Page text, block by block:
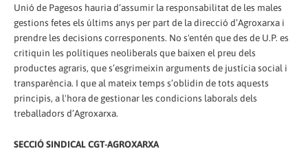
Unió de Pagesos hauria d’assumir la responsabilitat de les males
gestions fetes els últims anys per part de la direcció d’Agroxarxa i
prendre les decisions corresponents. No s'entén que des de U.P. es
critiquin les polítiques neoliberals que baixen el preu dels
productes agraris, que s’esgrimeixin arguments de justícia social i
transparència. I que al mateix temps s’oblidin de tots aquests
principis, a l'hora de gestionar les condicions laborals dels
treballadors d’Agroxarxa.
SECCIÓ SINDICAL CGT-AGROXARXA